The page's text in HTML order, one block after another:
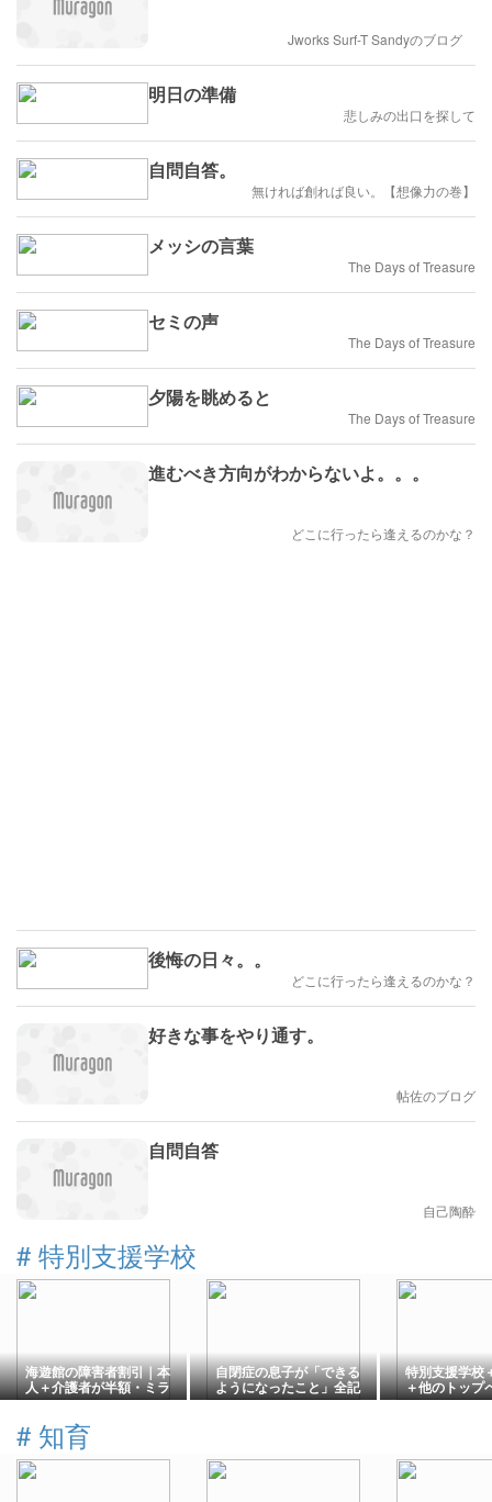
Jworks Surf-T Sandyのブログ
明日の準備
悲しみの出口を探して
自問自答。
無ければ創れば良い。【想像力の巻】
メッシの言葉
The Days of Treasure
セミの声
The Days of Treasure
夕陽を眺めると
The Days of Treasure
進むべき方向がわからないよ。。。
どこに行ったら逢えるのかな？
後悔の日々。。
どこに行ったら逢えるのかな？
好きな事をやり通す。
帖佐のブログ
自問自答
自己陶酔
# 特別支援学校
海遊館の障害者割引｜本
人＋介護者が半額・ミラ
イロID対応【2026年最
自閉症の息子が「できる
ようになったこと」全記
録｜16年間の成長リスト
特別支援学校
＋他のトップ
外生活する精
# 知育